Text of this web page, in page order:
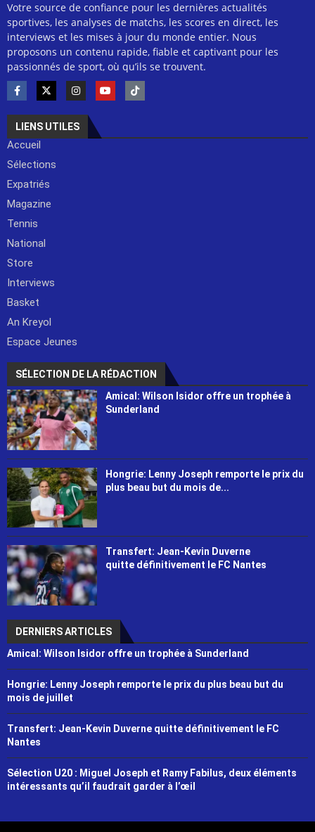
Votre source de confiance pour les dernières actualités
sportives, les analyses de matchs, les scores en direct, les
interviews et les mises à jour du monde entier. Nous
proposons un contenu rapide, fiable et captivant pour les
passionnés de sport, où qu’ils se trouvent.
LIENS UTILES
Accueil
Sélections
Expatriés
Magazine
Tennis
National
Store
Interviews
Basket
An Kreyol
Espace Jeunes
SÉLECTION DE LA RÉDACTION
Amical: Wilson Isidor offre un trophée à
Sunderland
Hongrie: Lenny Joseph remporte le prix du
plus beau but du mois de...
Transfert: Jean-Kevin Duverne
quitte définitivement le FC Nantes
DERNIERS ARTICLES
Amical: Wilson Isidor offre un trophée à Sunderland
Hongrie: Lenny Joseph remporte le prix du plus beau but du
mois de juillet
Transfert: Jean-Kevin Duverne quitte définitivement le FC
Nantes
Sélection U20 : Miguel Joseph et Ramy Fabilus, deux éléments
intéressants qu’il faudrait garder à l’œil